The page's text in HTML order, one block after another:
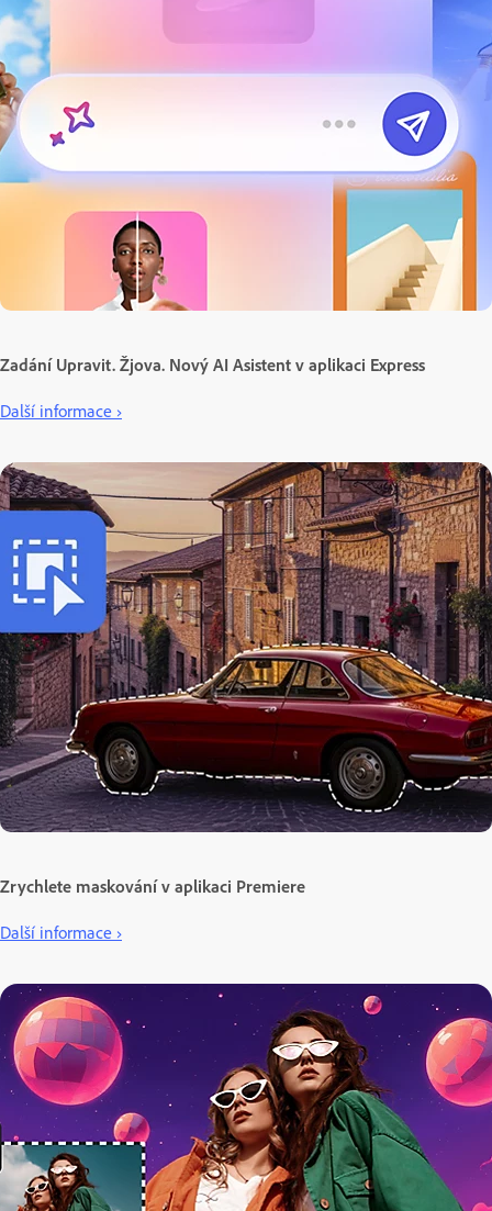
Zadání Upravit. Žjova. Nový AI Asistent v aplikaci Express
Další informace ›
Zrychlete maskování v aplikaci Premiere
Další informace ›